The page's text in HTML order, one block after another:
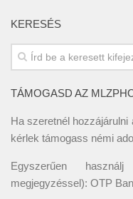
KERESÉS
TÁMOGASD AZ
Ha szeretnél
kérlek támogass némi
Egyszerűen
megjegyzéssel): OTP